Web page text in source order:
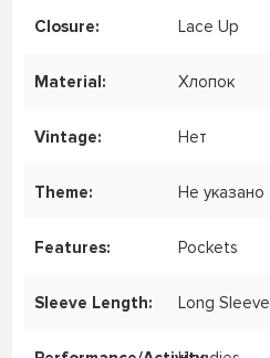
Closure: Lace Up
Material: Хлопок
Vintage: Нет
Theme: Не указано
Features: Pockets
Sleeve Length: Long Sleeve